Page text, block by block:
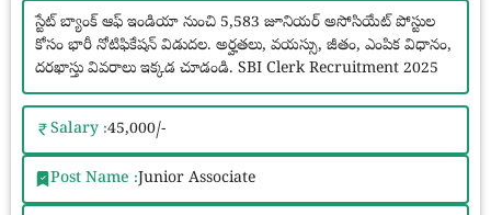
స్టేట్ బ్యాంక్ ఆఫ్ ఇండియా నుంచి 5,583 జూనియర్ అసోసియేట్ పోస్టుల
కోసం భారీ నోటిఫికేషన్ విడుదల. అర్హతలు, వయస్సు, జీతం, ఎంపిక విధానం,
దరఖాస్తు వివరాలు ఇక్కడ చూడండి. SBI Clerk Recruitment 2025
Salary :45,000/-
Post Name :Junior Associate